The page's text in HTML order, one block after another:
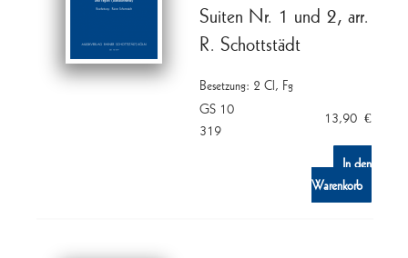
Suiten Nr. 1 und 2, arr.
R. Schottstädt
Besetzung: 2 Cl, Fg
GS 10
319
13,90 €
In den
Warenkorb